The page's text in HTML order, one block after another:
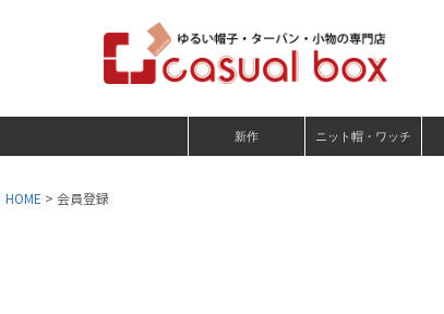
新作 ニット帽・ワッチ
HOME 会員登録